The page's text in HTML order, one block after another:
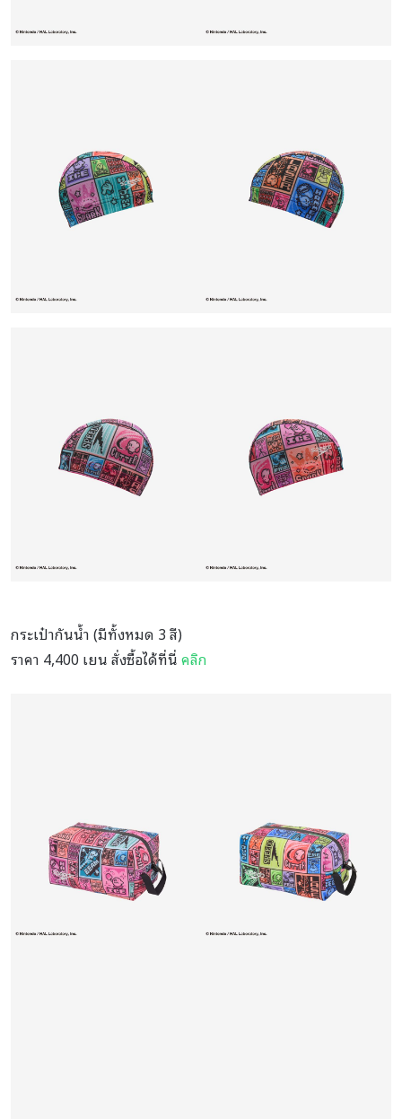
กระเป๋ากันน้ำ (มีทั้งหมด 3 สี)
ราคา 4,400 เยน สั่งซื้อได้ที่นี่คลิก